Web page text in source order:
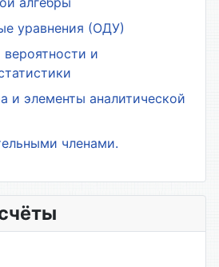
уравнения (ОДУ)
и
и элементы аналитической
членами.